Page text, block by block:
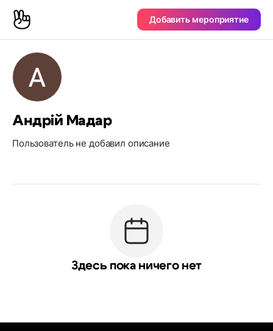
Добавить мероприятие
Андрій Мадар
Пользователь не добавил описание
Здесь пока ничего нет